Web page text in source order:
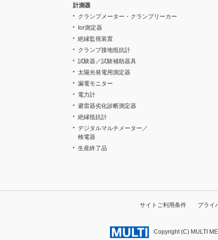
計測器
クランプメーター・クランプリーカー
Ior測定器
絶縁監視装置
クランプ接地抵抗計
試験器／試験補助器具
太陽光発電用測定器
漏電モニター
電力計
避雷器劣化診断測定器
絶縁抵抗計
デジタルマルチメーター／
検電器
生産終了品
サイトご利用条件 プライ
Copyright (C) MULTI